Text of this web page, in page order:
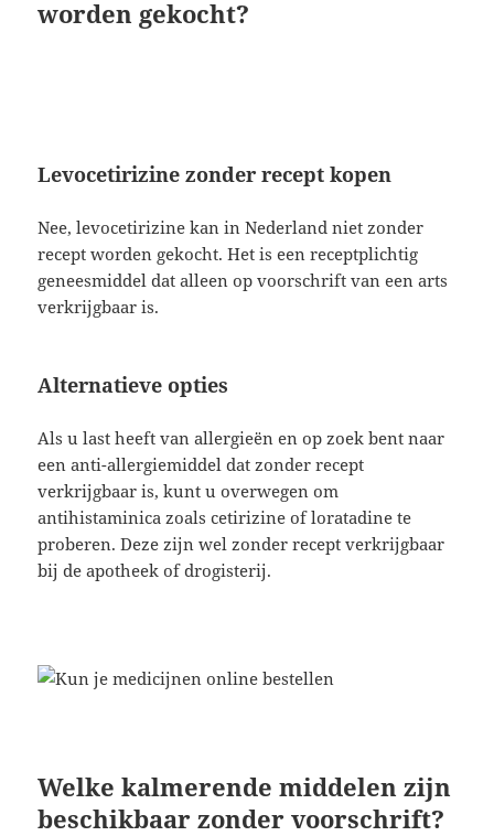
worden gekocht?
Levocetirizine zonder recept kopen
Nee, levocetirizine kan in Nederland niet zonder
recept worden gekocht. Het is een receptplichtig
geneesmiddel dat alleen op voorschrift van een arts
verkrijgbaar is.
Alternatieve opties
Als u last heeft van allergieën en op zoek bent naar
een anti-allergiemiddel dat zonder recept
verkrijgbaar is, kunt u overwegen om
antihistaminica zoals cetirizine of loratadine te
proberen. Deze zijn wel zonder recept verkrijgbaar
bij de apotheek of drogisterij.
Welke kalmerende middelen zijn
beschikbaar zonder voorschrift?